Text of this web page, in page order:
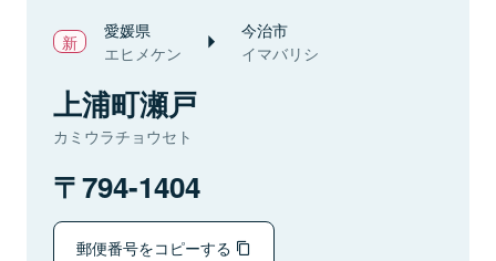
愛媛県
エヒメケン
今治市
イマバリシ
上浦町瀬戸
カミウラチョウセト
794-1404
郵便番号をコピーする